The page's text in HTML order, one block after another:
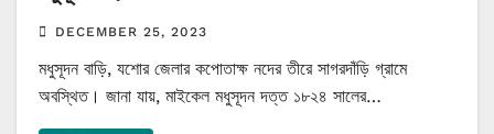
DECEMBER 25, 2023
মধুসূদন বাড়ি, যশোর জেলার কপোতাক্ষ নদের তীরে সাগরদাঁড়ি গ্রামে
অবস্থিত। জানা যায়, মাইকেল মধুসূদন দত্ত ১৮২৪ সালের…